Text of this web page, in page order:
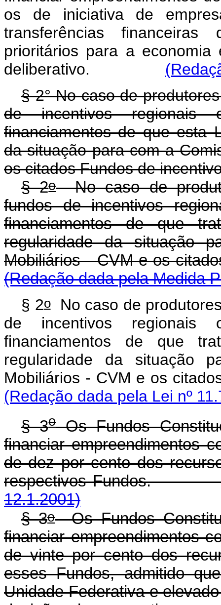
os de iniciativa de
transferências
prioritários para a
deliberativo.
§ 2° No caso de
de incentivos
financiamentos de que esta
da situação para com a
os citados Fundos de
§ 2oNo caso de
fundos de incentivos
financiamentos de que
regularidade da situação
Mobiliários - CVM e os
(Redação dada pela Medida
§ 2oNo caso de
de incentivos
financiamentos de que
regularidade da situação
Mobiliários - CVM e os
(Redação dada pela Lei nº
§ 3oOs Fundos
financiar empreendimentos
de dez por cento dos
respectivos
12.1.2001)
§ 3oOs Fundos
financiar empreendimentos
de vinte por cento dos
esses Fundos, admitido
Unidade Federativa e